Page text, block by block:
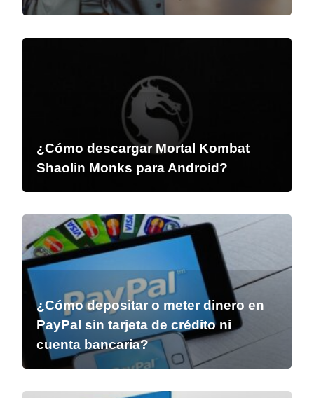
¿Cómo descargar Mortal Kombat
Shaolin Monks para Android?
¿Cómo depositar o meter dinero en
PayPal sin tarjeta de crédito ni
cuenta bancaria?